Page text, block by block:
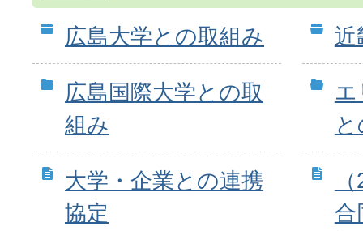
広島大学との取組み 近
広島国際大学との取
組み
大学・企業との連携
協定
合